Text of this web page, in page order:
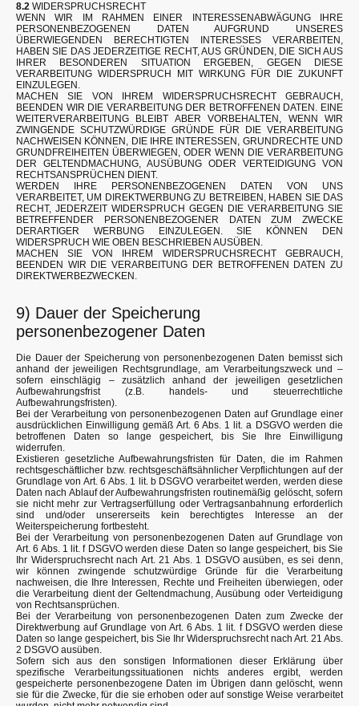
8.2 WIDERSPRUCHSRECHT
WENN WIR IM RAHMEN EINER INTERESSENABWÄGUNG IHRE
PERSONENBEZOGENEN DATEN AUFGRUND UNSERES
ÜBERWIEGENDEN BERECHTIGTEN INTERESSES VERARBEITEN,
HABEN SIE DAS JEDERZEITIGE RECHT, AUS GRÜNDEN, DIE SICH AUS
IHRER BESONDEREN SITUATION ERGEBEN, GEGEN DIESE
VERARBEITUNG WIDERSPRUCH MIT WIRKUNG FÜR DIE ZUKUNFT
EINZULEGEN.
MACHEN SIE VON IHREM WIDERSPRUCHSRECHT GEBRAUCH,
BEENDEN WIR DIE VERARBEITUNG DER BETROFFENEN DATEN. EINE
WEITERVERARBEITUNG BLEIBT ABER VORBEHALTEN, WENN WIR
ZWINGENDE SCHUTZWÜRDIGE GRÜNDE FÜR DIE VERARBEITUNG
NACHWEISEN KÖNNEN, DIE IHRE INTERESSEN, GRUNDRECHTE UND
GRUNDFREIHEITEN ÜBERWIEGEN, ODER WENN DIE VERARBEITUNG
DER GELTENDMACHUNG, AUSÜBUNG ODER VERTEIDIGUNG VON
RECHTSANSPRÜCHEN DIENT.
WERDEN IHRE PERSONENBEZOGENEN DATEN VON UNS
VERARBEITET, UM DIREKTWERBUNG ZU BETREIBEN, HABEN SIE DAS
RECHT, JEDERZEIT WIDERSPRUCH GEGEN DIE VERARBEITUNG SIE
BETREFFENDER PERSONENBEZOGENER DATEN ZUM ZWECKE
DERARTIGER WERBUNG EINZULEGEN. SIE KÖNNEN DEN
WIDERSPRUCH WIE OBEN BESCHRIEBEN AUSÜBEN.
MACHEN SIE VON IHREM WIDERSPRUCHSRECHT GEBRAUCH,
BEENDEN WIR DIE VERARBEITUNG DER BETROFFENEN DATEN ZU
DIREKTWERBEZWECKEN.
9) Dauer der Speicherung
personenbezogener Daten
Die Dauer der Speicherung von personenbezogenen Daten bemisst sich
anhand der jeweiligen Rechtsgrundlage, am Verarbeitungszweck und –
sofern einschlägig – zusätzlich anhand der jeweiligen gesetzlichen
Aufbewahrungsfrist (z.B. handels- und steuerrechtliche
Aufbewahrungsfristen).
Bei der Verarbeitung von personenbezogenen Daten auf Grundlage einer
ausdrücklichen Einwilligung gemäß Art. 6 Abs. 1 lit. a DSGVO werden die
betroffenen Daten so lange gespeichert, bis Sie Ihre Einwilligung
widerrufen.
Existieren gesetzliche Aufbewahrungsfristen für Daten, die im Rahmen
rechtsgeschäftlicher bzw. rechtsgeschäftsähnlicher Verpflichtungen auf der
Grundlage von Art. 6 Abs. 1 lit. b DSGVO verarbeitet werden, werden diese
Daten nach Ablauf der Aufbewahrungsfristen routinemäßig gelöscht, sofern
sie nicht mehr zur Vertragserfüllung oder Vertragsanbahnung erforderlich
sind und/oder unsererseits kein berechtigtes Interesse an der
Weiterspeicherung fortbesteht.
Bei der Verarbeitung von personenbezogenen Daten auf Grundlage von
Art. 6 Abs. 1 lit. f DSGVO werden diese Daten so lange gespeichert, bis Sie
Ihr Widerspruchsrecht nach Art. 21 Abs. 1 DSGVO ausüben, es sei denn,
wir können zwingende schutzwürdige Gründe für die Verarbeitung
nachweisen, die Ihre Interessen, Rechte und Freiheiten überwiegen, oder
die Verarbeitung dient der Geltendmachung, Ausübung oder Verteidigung
von Rechtsansprüchen.
Bei der Verarbeitung von personenbezogenen Daten zum Zwecke der
Direktwerbung auf Grundlage von Art. 6 Abs. 1 lit. f DSGVO werden diese
Daten so lange gespeichert, bis Sie Ihr Widerspruchsrecht nach Art. 21 Abs.
2 DSGVO ausüben.
Sofern sich aus den sonstigen Informationen dieser Erklärung über
spezifische Verarbeitungssituationen nichts anderes ergibt, werden
gespeicherte personenbezogene Daten im Übrigen dann gelöscht, wenn
sie für die Zwecke, für die sie erhoben oder auf sonstige Weise verarbeitet